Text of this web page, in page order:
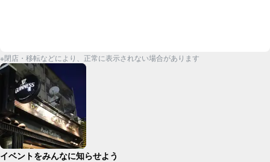
※閉店・移転などにより、正常に表示されない場合があります
イベントをみんなに知らせよう